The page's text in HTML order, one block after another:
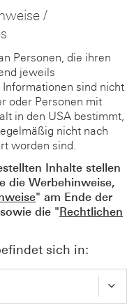
/
Personen, die ihren
jeweils
sind nicht
oder Personen mit
in den USA bestimmt,
nicht nach
worden sind.
Inhalte stellen
die Werbehinweise,
" am Ende der
die "Rechtlichen
sich in: